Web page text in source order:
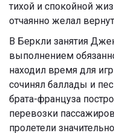
тихой и спокойной
отчаянно желал
В Беркли занятия
выполнением
находил время для
сочинял баллады и
брата-француза
перевозки
пролетели